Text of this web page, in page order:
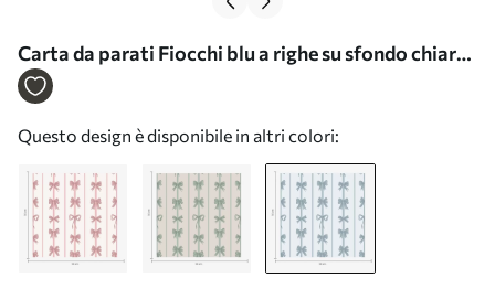
Carta da parati Fiocchi blu a righe su sfondo chiaro
Nr. a01075v2
Questo design è disponibile in altri colori: